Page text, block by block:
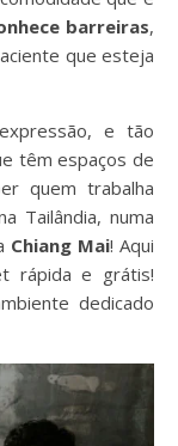
barreiras,
que esteja
e tão
têm espaços de
quem trabalha
Tailândia, numa
Chiang Mai! Aqui
rápida e grátis!
dedicado